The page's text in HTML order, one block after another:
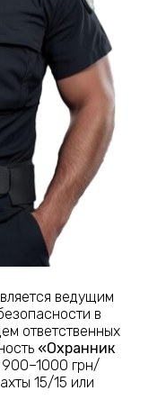
ведущим
в
ответственных
«Охранник
900–1000 грн/
15/15 или